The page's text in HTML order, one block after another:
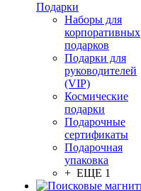
Подарки
Наборы для
корпоративных
подарков
Подарки для
руководителей
(VIP)
Космические
подарки
Подарочные
сертификаты
Подарочная
упаковка
+ ЕЩЕ 1